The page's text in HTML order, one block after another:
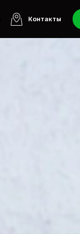
Контакты